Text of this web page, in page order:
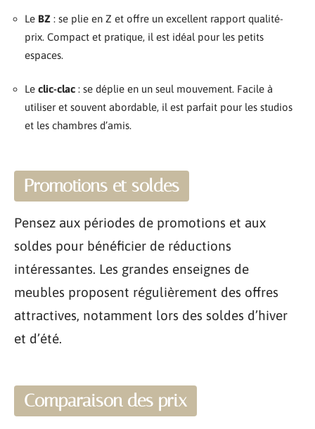
Le BZ : se plie en Z et offre un excellent rapport qualité-
prix. Compact et pratique, il est idéal pour les petits
espaces.
Le clic-clac : se déplie en un seul mouvement. Facile à
utiliser et souvent abordable, il est parfait pour les studios
et les chambres d’amis.
Promotions et soldes
Pensez aux périodes de promotions et aux
soldes pour bénéficier de réductions
intéressantes. Les grandes enseignes de
meubles proposent régulièrement des offres
attractives, notamment lors des soldes d’hiver
et d’été.
Comparaison des prix